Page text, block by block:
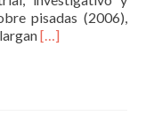
pisadas (2006),
Read
[…]